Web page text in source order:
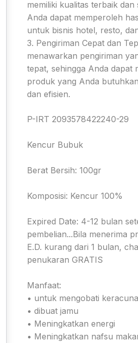
memiliki kualitas terbaik dan
Anda dapat memperoleh
untuk bisnis hotel, resto,
3. Pengiriman Cepat dan
menawarkan pengiriman
tepat, sehingga Anda dapat
produk yang Anda
dan efisien.
P-IRT 2093578422240-29
Kencur Bubuk
Berat Bersih: 100gr
Komposisi: Kencur 100%
Expired Date: 4-12 bulan
pembelian...Bila menerima
E.D. kurang dari 1 bulan,
penukaran GRATIS
Manfaat:
• untuk mengobati
• dibuat jamu
• Meningkatkan energi
• Meningkatkan nafsu